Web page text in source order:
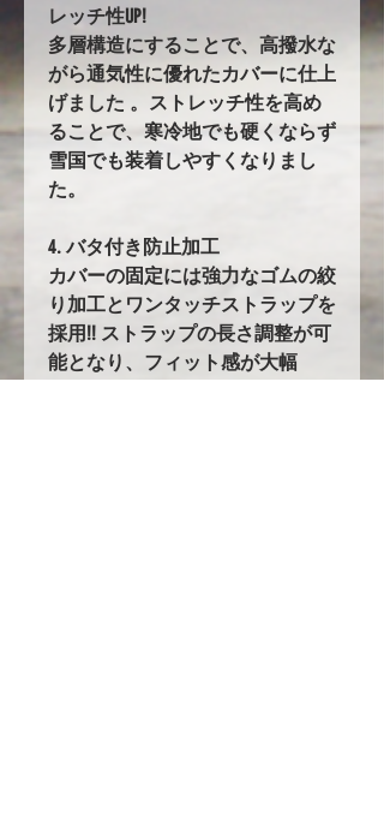
レッチ性UP!
多層構造にすることで、高撥水な
がら通気性に優れたカバーに仕上
げました 。ストレッチ性を高め
ることで、寒冷地でも硬くならず
雪国でも装着しやすくなりまし
た。
4. バタ付き防止加工
カバーの固定には強力なゴムの絞
り加工とワンタッチストラップを
採用!! ストラップの長さ調整が可
能となり、フィット感が大幅